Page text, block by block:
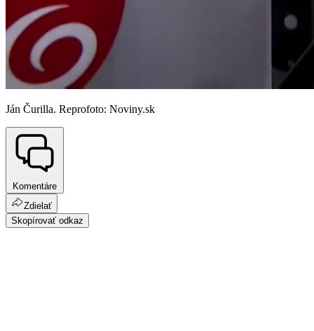
Ján Čurilla. Reprofoto: Noviny.sk
Komentáre
Zdielať
Skopírovať odkaz